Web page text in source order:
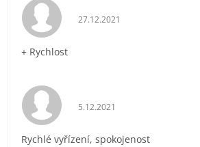
Hodnocení obchodu je 5 z
27.12.2021
+ Rychlost
Hodnocení obchodu je 5 z
5.12.2021
Rychlé vyřízení, spokojenost